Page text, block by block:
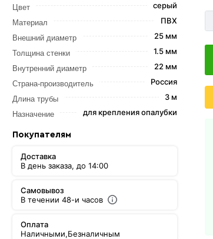
Цвет серый
Материал ПВХ
Внешний диаметр 25 мм
Толщина стенки 1.5 мм
Внутренний диаметр 22 мм
Страна-производитель Россия
Длина трубы 3 м
Назначение для крепления опалубки
Покупателям
Доставка
В день заказа, до 14:00
Самовывоз
В течении 48-и часов
Оплата
Наличными,Безналичным